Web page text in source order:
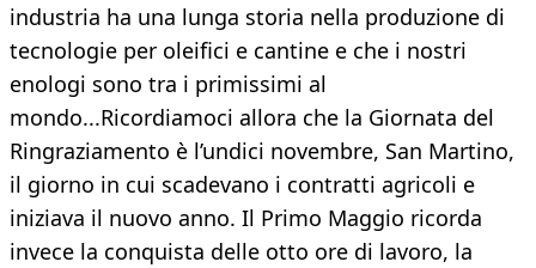
industria ha una lunga storia nella produzione di
tecnologie per oleifici e cantine e che i nostri
enologi sono tra i primissimi al
mondo...Ricordiamoci allora che la Giornata del
Ringraziamento è l’undici novembre, San Martino,
il giorno in cui scadevano i contratti agricoli e
iniziava il nuovo anno. Il Primo Maggio ricorda
invece la conquista delle otto ore di lavoro, la